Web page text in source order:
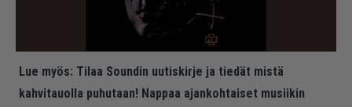
Lue myös: Tilaa Soundin uutiskirje ja tiedät mistä
kahvitauolla puhutaan! Nappaa ajankohtaiset musiikin